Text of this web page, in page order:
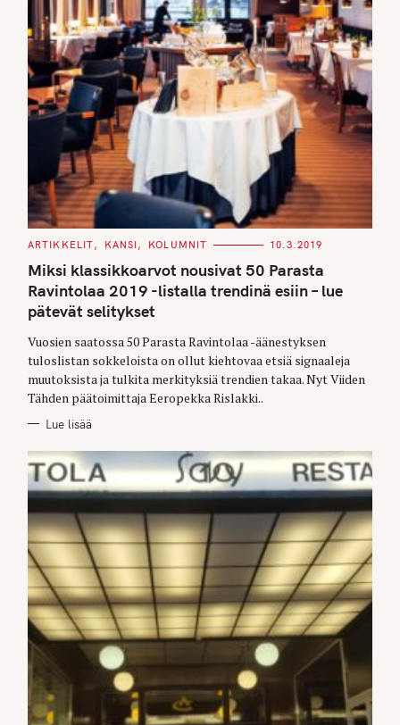
C
T
E
G
O
R
I
S
ARTIKKELIT KANSI KOLUMNIT 10.3.2019
Miksi klassikkoarvot nousivat 50 Parasta
Ravintolaa 2019 -listalla trendinä esiin – lue
pätevät selitykset
Vuosien saatossa 50 Parasta Ravintolaa -äänestyksen
tuloslistan sokkeloista on ollut kiehtovaa etsiä signaaleja
muutoksista ja tulkita merkityksiä trendien takaa. Nyt Viiden
Tähden päätoimittaja Eeropekka Rislakki..
Lue lisää
r
c
h
f
o